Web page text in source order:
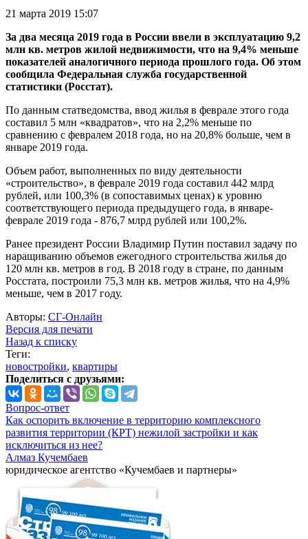
21 марта 2019 15:07
За два месяца 2019 года в России ввели в эксплуатацию 9,2
млн кв. метров жилой недвижимости, что на 9,4% меньше
показателей аналогичного периода прошлого года. Об этом
сообщила Федеральная служба государственной
статистики (Росстат).
По данным статведомства, ввод жилья в феврале этого года
составил 5 млн «квадратов», что на 2,2% меньше по
сравнению с февралем 2018 года, но на 20,8% больше, чем в
январе 2019 года.
Объем работ, выполненных по виду деятельности
«строительство», в феврале 2019 года составил 442 млрд
рублей, или 100,3% (в сопоставимых ценах) к уровню
соответствующего периода предыдущего года, в январе-
феврале 2019 года - 876,7 млрд рублей или 100,2%.
Ранее президент России Владимир Путин поставил задачу по
наращиванию объемов ежегодного строительства жилья до
120 млн кв. метров в год. В 2018 году в стране, по данным
Росстата, построили 75,3 млн кв. метров жилья, что на 4,9%
меньше, чем в 2017 году.
Авторы: СГ-Онлайн
Версия для печати
Назад к списку
Теги:
новостройки, квартиры
Поделиться с друзьями:
Вопрос-ответ
Как оспорить включение в территорию комплексного
развития территории (КРТ) нежилой застройки и как
исключиться из нее?
Алмаз Кучембаев
юридическое агентство «Кучембаев и партнеры»